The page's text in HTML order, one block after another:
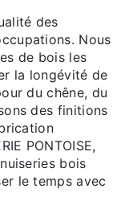
des
Nous
de bois les
la longévité de
du chêne, du
des finitions
PONTOISE,
bois
le temps avec